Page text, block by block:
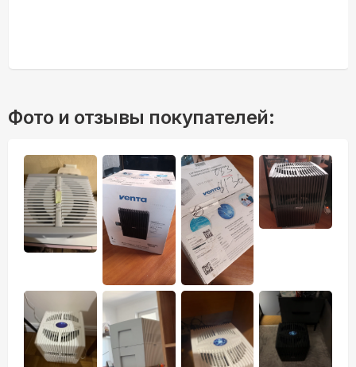
Фото и отзывы покупателей: